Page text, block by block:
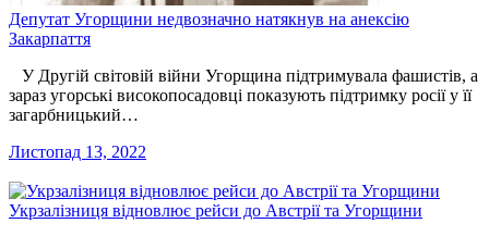
Депутат Угорщини недвозначно натякнув на анексію
Закарпаття
У Другій світовій війни Угорщина підтримувала фашистів, а
зараз угорські високопосадовці показують підтримку росії у її
загарбницький…
Листопад 13, 2022
Укрзалізниця відновлює рейси до Австрії та Угорщини